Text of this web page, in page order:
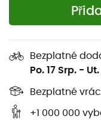
Bezplatné
Po. 17 Srp. - Ut.
Bezplatné
+1 000 000
Kapsa ve
Bez PFC
Objem: 24 L
Aircomfort
zádovému systému